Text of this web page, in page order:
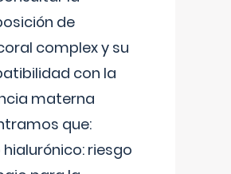
de
complex y su
con la
materna
que:
riesgo